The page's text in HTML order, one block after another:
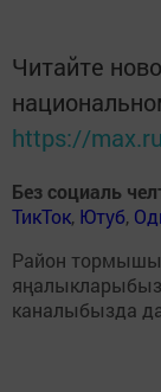
Читайте
https://
Без социаль
ТикТок, Ютуб,
Район
каналыбызда